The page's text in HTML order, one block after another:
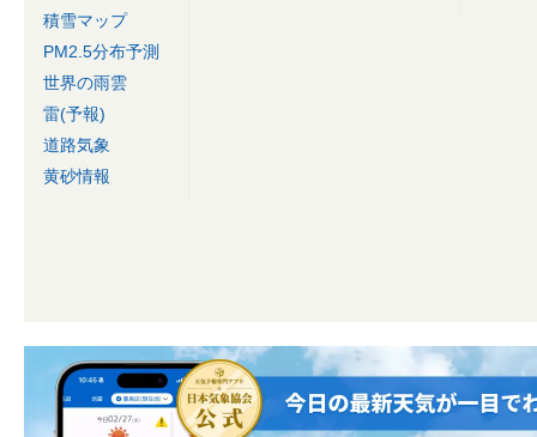
積雪マップ
PM2.5分布予測
世界の雨雲
雷(予報)
道路気象
黄砂情報